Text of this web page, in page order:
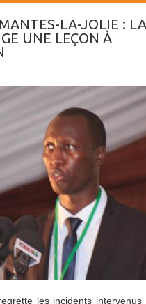
LA-JOLIE :
UNE LEÇON À
les incidents